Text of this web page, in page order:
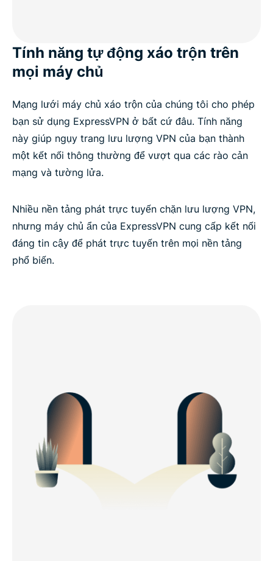
Tính năng tự động xáo trộn trên
mọi máy chủ
Mạng lưới máy chủ xáo trộn của chúng tôi cho phép
bạn sử dụng ExpressVPN ở bất cứ đâu. Tính năng
này giúp ngụy trang lưu lượng VPN của bạn thành
một kết nối thông thường để vượt qua các rào cản
mạng và tường lửa.
Nhiều nền tảng phát trực tuyến chặn lưu lượng VPN,
nhưng máy chủ ẩn của ExpressVPN cung cấp kết nối
đáng tin cậy để phát trực tuyến trên mọi nền tảng
phổ biến.